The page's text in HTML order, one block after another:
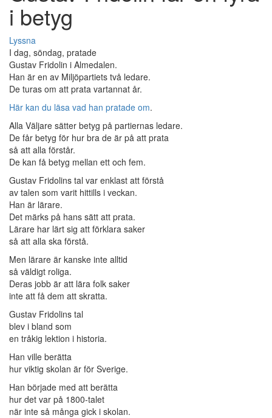
i betyg
Lyssna
I dag, söndag, pratade
Gustav Fridolin i Almedalen.
Han är en av Miljöpartiets två ledare.
De turas om att prata vartannat år.
Här kan du läsa vad han pratade om.
Alla Väljare sätter betyg på partiernas ledare.
De får betyg för hur bra de är på att prata
så att alla förstår.
De kan få betyg mellan ett och fem.
Gustav Fridolins tal var enklast att förstå
av talen som varit hittills i veckan.
Han är lärare.
Det märks på hans sätt att prata.
Lärare har lärt sig att förklara saker
så att alla ska förstå.
Men lärare är kanske inte alltid
så väldigt roliga.
Deras jobb är att lära folk saker
inte att få dem att skratta.
Gustav Fridolins tal
blev i bland som
en tråkig lektion i historia.
Han ville berätta
hur viktig skolan är för Sverige.
Han började med att berätta
hur det var på 1800-talet
när inte så många gick i skolan.